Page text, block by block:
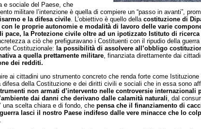
e sociale del Paese, che
militare l’intenzione è quella di compiere un “passo in avanti”,
e la difesa civile . L’obiettivo è quello della costituzione di
le proprie autonomie e modalità di lavoro delle varie
la Protezione civile oltre ad un ipotizzato Istituto di ricerca
a ciò che prefiguravano i Costituenti con il ripudio della
Costituzionale: la possibilità di assolvere all’obbligo
a quella prettamente militare , finanziata direttamente dai
dei redditi.
ai cittadini uno strumento concreto che renda forte come
della Costituzione e dei diritti civili e sociali che in essa sono
non armati d’intervento nelle controversie internazionali
dai danni che derivano dalle calamità naturali , dal
una scelta chiara e di fondo, che pensa che il finanziamento di
lasci il nostro Paese indifeso dalle vere minacce che lo